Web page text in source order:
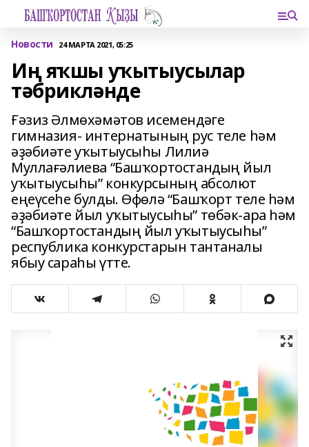
Новости 24 МАРТА 2021, 05:25
Иң яҡшы уҡытыусылар
тәбрикләнде
Ғәзиз Әлмөхәмәтов исемендәге
гимназия- интернатының рус теле һәм
әҙәбиәте уҡытыусыһы Лилиә
Муллағәлиева “Башҡортостандың йыл
уҡытыусыһы” конкурсының абсолют
еңеүсеһе булды. Өфөлә “Башҡорт теле һәм
әҙәбиәте йыл уҡытыусыһы” төбәк-ара һәм
“Башҡортостандың йыл уҡытыусыһы”
республика конкурстарын тантаналы
ябыу сараһы үтте.